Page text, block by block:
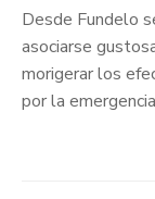
Desde Fundelo
asociarse
morigerar los
por la